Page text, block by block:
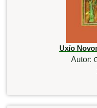
Uxío
Autor: